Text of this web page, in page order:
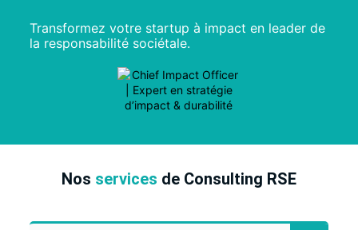
Transformez votre startup à impact en leader de
la responsabilité sociétale.
Nos services de Consulting RSE